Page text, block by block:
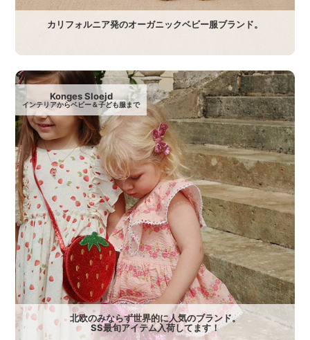
カリフォルニア発のオーガニックベビー服ブランド。
Konges Sloejd
インテリアからベビー＆子ども服まで
北欧のみならず世界的に人気のブランド。
SS最旬アイテム入荷してます！